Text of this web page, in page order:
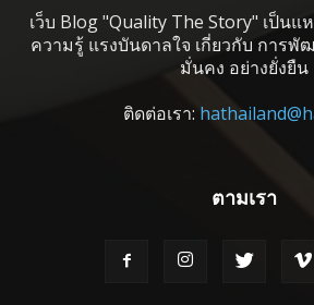
เว็บ Blog "Quality The Story" เป็นแ
ความรู้ แรงบันดาลใจ เกี่ยวกับ การ
มั่นคง อย่างยั่งยืน
ติดต่อเรา:
ตามเรา